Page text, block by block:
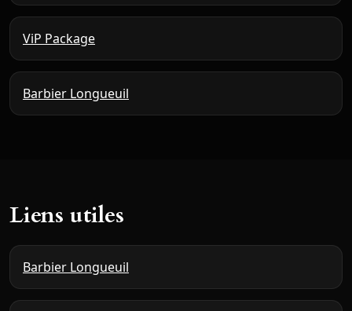
ViP Package
Barbier Longueuil
Liens utiles
Barbier Longueuil